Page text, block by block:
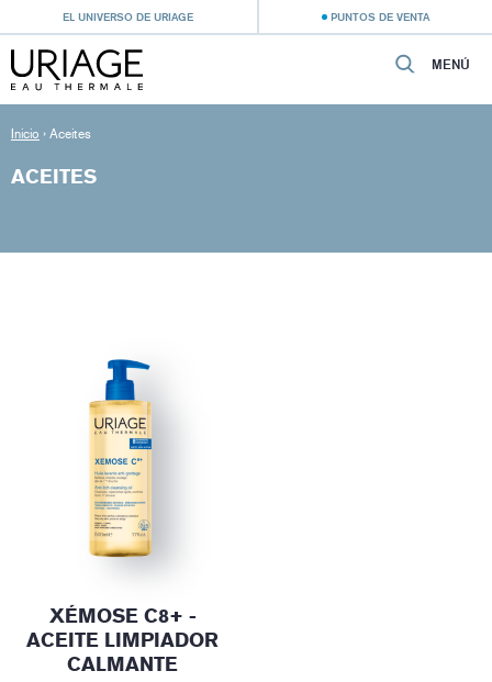
EL UNIVERSO DE URIAGE PUNTOS DE VENTA
MENÚ
Inicio › Aceites
ACEITES
XÉMOSE C8+ -
ACEITE LIMPIADOR
CALMANTE